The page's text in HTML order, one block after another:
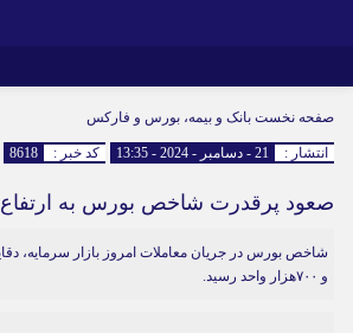
اینستاگرام
صفحه نخست بانک و بیمه، بورس و فارکس
انتشار : 21 - دسامبر - 2024 - 13:35 کد خبر : 8618
صعود پرقدرت شاخص بورس به ارتفاع ۲.۷میلیون واحد
و ۷۰۰هزار واحد رسید.